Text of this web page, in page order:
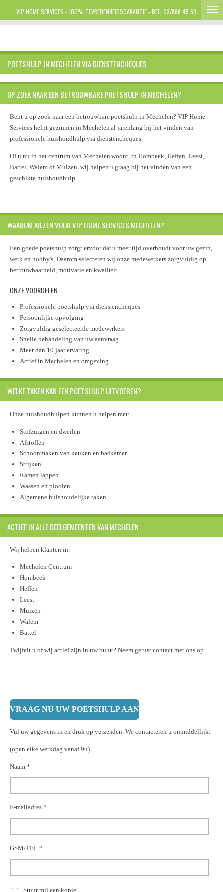
direct
hoofdinhoud
VIP HOME SERVICES - 100% TEVREDENHEIDSGARANTIE - BEL: 03/866.45.69
POETSHULP IN MECHELEN VIA DIENSTENCHEQUES
OP ZOEK NAAR EEN BETROUWBARE POETSHULP IN MECHELEN?
Bent u op zoek naar een betrouwbare poetshulp in Mechelen? VIP Home
Services helpt gezinnen in Mechelen al jarenlang bij het vinden van
professionele huishoudhulp via dienstencheques.
Of u nu in het centrum van Mechelen woont, in Hombeek, Heffen, Leest,
Battel, Walem of Muizen, wij helpen u graag bij het vinden van een
geschikte huishoudhulp.
WAAROM KIEZEN VOOR VIP HOME SERVICES MECHELEN?
Een goede poetshulp zorgt ervoor dat u meer tijd overhoudt voor uw gezin,
werk en hobby's. Daarom selecteren wij onze medewerkers zorgvuldig op
betrouwbaarheid, motivatie en kwaliteit.
ONZE VOORDELEN
Professionele poetshulp via dienstencheques
Persoonlijke opvolging
Zorgvuldig geselecteerde medewerkers
Snelle behandeling van uw aanvraag
Meer dan 10 jaar ervaring
Actief in Mechelen en omgeving
WELKE TAKEN KAN EEN POETSHULP UITVOEREN?
Onze huishoudhulpen kunnen u helpen met:
Stofzuigen en dweilen
Afstoffen
Schoonmaken van keuken en badkamer
Strijken
Ramen lappen
Wassen en plooien
Algemene huishoudelijke taken
ACTIEF IN ALLE DEELGEMEENTEN VAN MECHELEN
Wij helpen klanten in:
Mechelen Centrum
Hombeek
Heffen
Leest
Muizen
Walem
Battel
Twijfelt u of wij actief zijn in uw buurt? Neem gerust contact met ons op.
VRAAG NU UW POETSHULP AAN
Vul uw gegevens in en druk op verzenden. We contacteren u onmiddellijk.
(open elke werkdag vanaf 9u)
Naam *
E-mailadres *
GSM/TEL *
Stuur mij een kopie